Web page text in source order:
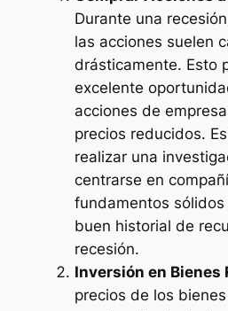
Durante una
las acciones suelen
drásticamente. Esto
excelente
acciones de
precios reducidos.
realizar una
centrarse en
fundamentos
buen historial de
recesión.
Inversión en Bienes
precios de los